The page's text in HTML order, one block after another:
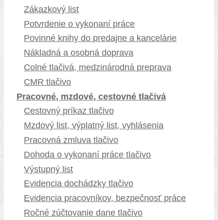
Zákazkový list
Potvrdenie o vykonaní práce
Povinné knihy do predajne a kancelárie
Nákladná a osobná doprava
Colné tlačivá, medzinárodná preprava
CMR tlačivo
Pracovné, mzdové, cestovné tlačivá
Cestovný príkaz tlačivo
Mzdový list, výplatný list, vyhlásenia
Pracovná zmluva tlačivo
Dohoda o vykonaní práce tlačivo
Výstupný list
Evidencia dochádzky tlačivo
Evidencia pracovníkov, bezpečnosť práce
Ročné zúčtovanie dane tlačivo